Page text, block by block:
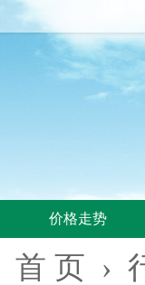
价格走势
首 页 ›